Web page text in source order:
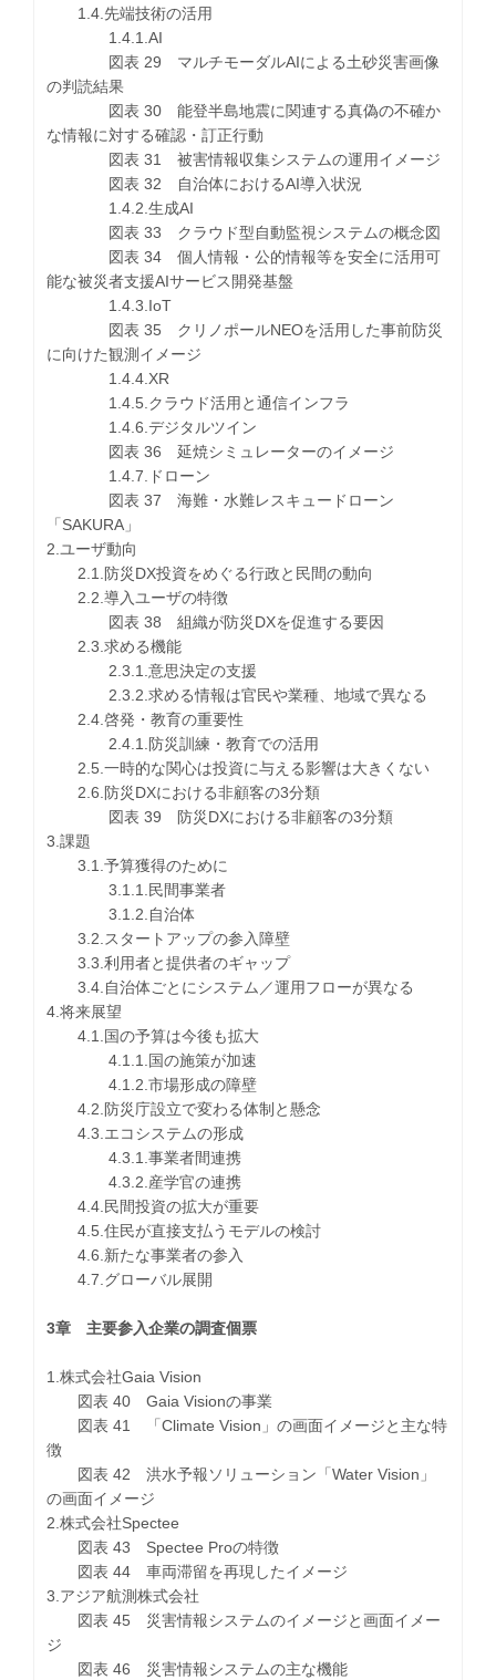
1.4.先端技術の活用
1.4.1.AI
図表 29 マルチモーダルAIによる土砂災害画像
の判読結果
図表 30 能登半島地震に関連する真偽の不確か
な情報に対する確認・訂正行動
図表 31 被害情報収集システムの運用イメージ
図表 32 自治体におけるAI導入状況
1.4.2.生成AI
図表 33 クラウド型自動監視システムの概念図
図表 34 個人情報・公的情報等を安全に活用可
能な被災者支援AIサービス開発基盤
1.4.3.IoT
図表 35 クリノポールNEOを活用した事前防災
に向けた観測イメージ
1.4.4.XR
1.4.5.クラウド活用と通信インフラ
1.4.6.デジタルツイン
図表 36 延焼シミュレーターのイメージ
1.4.7.ドローン
図表 37 海難・水難レスキュードローン
「SAKURA」
2.ユーザ動向
2.1.防災DX投資をめぐる行政と民間の動向
2.2.導入ユーザの特徴
図表 38 組織が防災DXを促進する要因
2.3.求める機能
2.3.1.意思決定の支援
2.3.2.求める情報は官民や業種、地域で異なる
2.4.啓発・教育の重要性
2.4.1.防災訓練・教育での活用
2.5.一時的な関心は投資に与える影響は大きくない
2.6.防災DXにおける非顧客の3分類
図表 39 防災DXにおける非顧客の3分類
3.課題
3.1.予算獲得のために
3.1.1.民間事業者
3.1.2.自治体
3.2.スタートアップの参入障壁
3.3.利用者と提供者のギャップ
3.4.自治体ごとにシステム／運用フローが異なる
4.将来展望
4.1.国の予算は今後も拡大
4.1.1.国の施策が加速
4.1.2.市場形成の障壁
4.2.防災庁設立で変わる体制と懸念
4.3.エコシステムの形成
4.3.1.事業者間連携
4.3.2.産学官の連携
4.4.民間投資の拡大が重要
4.5.住民が直接支払うモデルの検討
4.6.新たな事業者の参入
4.7.グローバル展開
3章 主要参入企業の調査個票
1.株式会社Gaia Vision
図表 40 Gaia Visionの事業
図表 41 「Climate Vision」の画面イメージと主な特
徴
図表 42 洪水予報ソリューション「Water Vision」
の画面イメージ
2.株式会社Spectee
図表 43 Spectee Proの特徴
図表 44 車両滞留を再現したイメージ
3.アジア航測株式会社
図表 45 災害情報システムのイメージと画面イメー
ジ
図表 46 災害情報システムの主な機能